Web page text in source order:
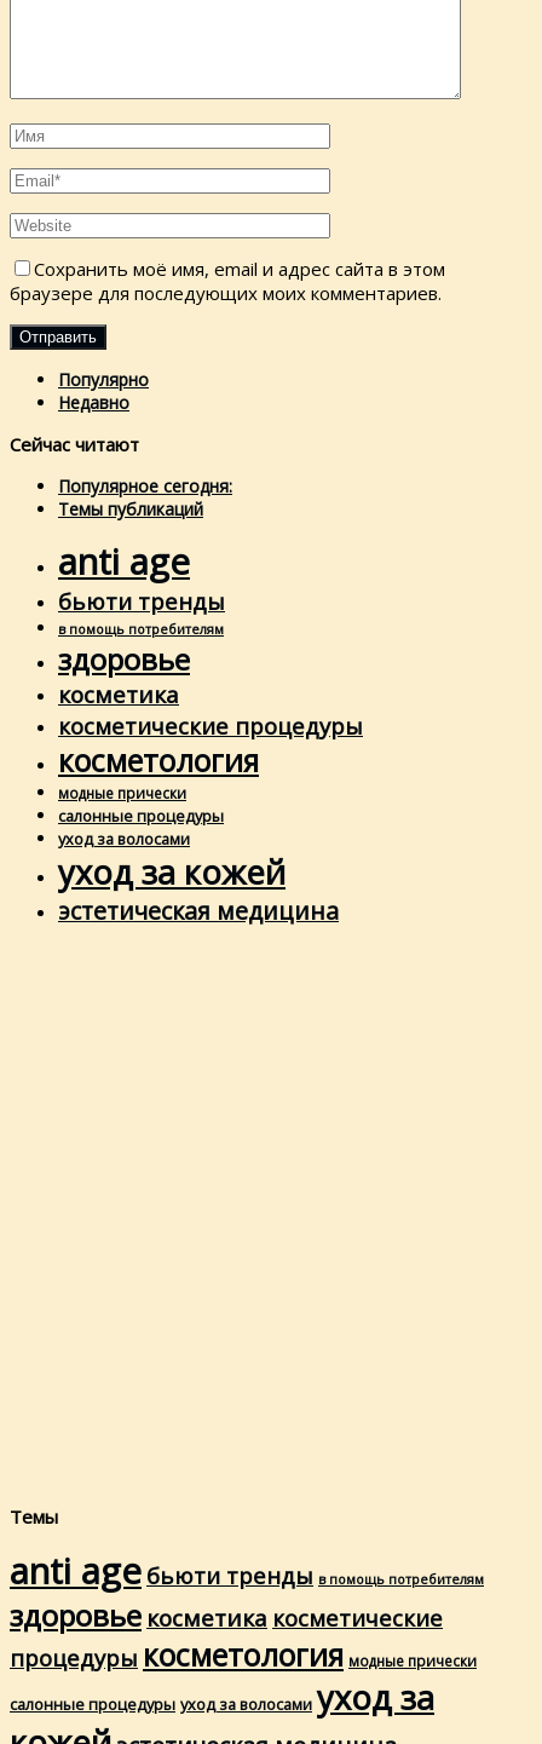
Сохранить моё имя, email и адрес сайта в этом
браузере для последующих моих комментариев.
Популярно
Недавно
Сейчас читают
Популярное сегодня:
Темы публикаций
anti age
бьюти тренды
в помощь потребителям
здоровье
косметика
косметические процедуры
косметология
модные прически
салонные процедуры
уход за волосами
уход за кожей
эстетическая медицина
Темы
anti age бьюти тренды в помощь потребителям
здоровье косметика косметические
процедуры косметология модные прически
салонные процедуры уход за волосами уход за